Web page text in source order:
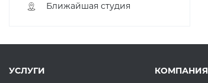
Ближайшая студия
УСЛУГИ КОМПАНИЯ